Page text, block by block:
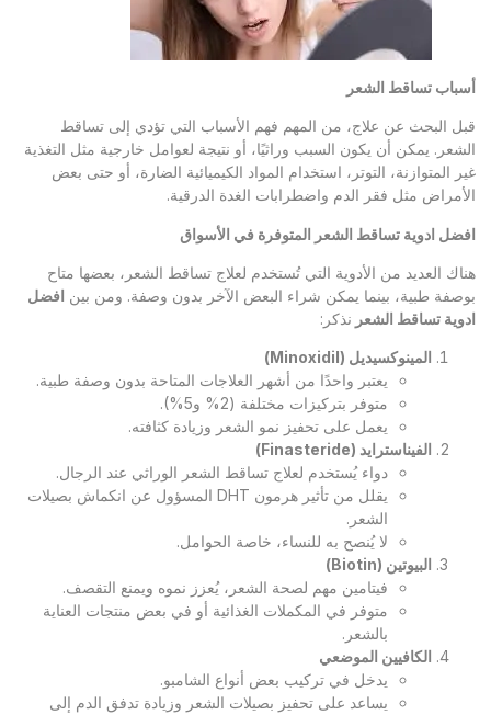
أسباب تساقط الشعر
قبل البحث عن علاج، من المهم فهم الأسباب التي تؤدي إلى تساقط
الشعر. يمكن أن يكون السبب وراثيًا، أو نتيجة لعوامل خارجية مثل التغذية
غير المتوازنة، التوتر، استخدام المواد الكيميائية الضارة، أو حتى بعض
الأمراض مثل فقر الدم واضطرابات الغدة الدرقية.
افضل ادوية تساقط الشعر المتوفرة في الأسواق
هناك العديد من الأدوية التي تُستخدم لعلاج تساقط الشعر، بعضها متاح
بوصفة طبية، بينما يمكن شراء البعض الآخر بدون وصفة. ومن بين افضل
ادوية تساقط الشعر نذكر:
المينوكسيديل (Minoxidil)
يعتبر واحدًا من أشهر العلاجات المتاحة بدون وصفة طبية.
متوفر بتركيزات مختلفة (2% و5%).
يعمل على تحفيز نمو الشعر وزيادة كثافته.
الفيناسترايد (Finasteride)
دواء يُستخدم لعلاج تساقط الشعر الوراثي عند الرجال.
يقلل من تأثير هرمون DHT المسؤول عن انكماش بصيلات
الشعر.
لا يُنصح به للنساء، خاصة الحوامل.
البيوتين (Biotin)
فيتامين مهم لصحة الشعر، يُعزز نموه ويمنع التقصف.
متوفر في المكملات الغذائية أو في بعض منتجات العناية
بالشعر.
الكافيين الموضعي
يدخل في تركيب بعض أنواع الشامبو.
يساعد على تحفيز بصيلات الشعر وزيادة تدفق الدم إلى